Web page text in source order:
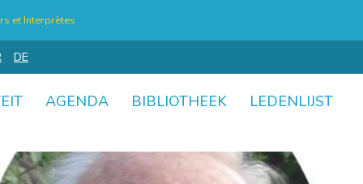
et Interprètes
DE
AGENDA BIBLIOTHEEK LEDENLIJST